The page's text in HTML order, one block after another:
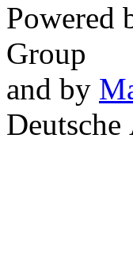
Powered
Group
and by